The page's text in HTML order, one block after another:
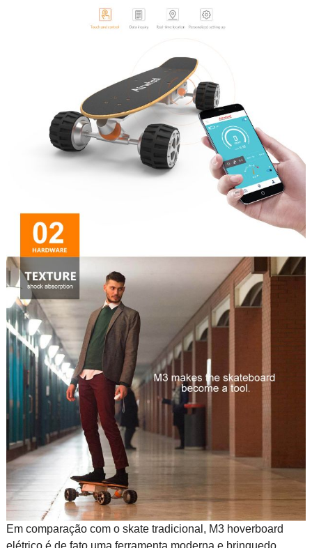
Em comparação com o skate tradicional, M3 hoverboard
elétrico é de fato uma ferramenta moderna e brinquedo,